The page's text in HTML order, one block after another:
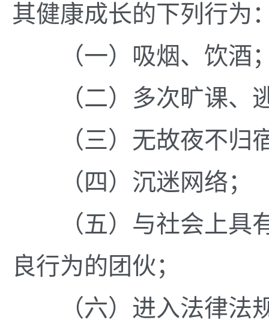
其健康成长的下列行为
（一）吸烟、饮酒
（二）多次旷课、
（三）无故夜不归
（四）沉迷网络；
（五）与社会上具有
良行为的团伙；
（六）进入法律法规